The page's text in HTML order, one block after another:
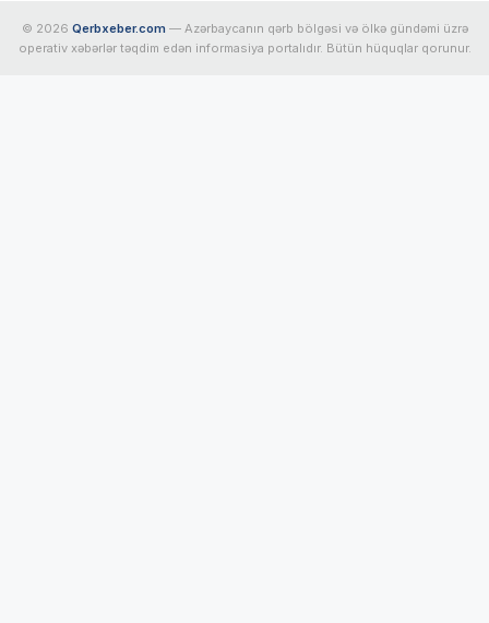
© 2026 Qerbxeber.com — Azərbaycanın qərb bölgəsi və ölkə gündəmi üzrə
operativ xəbərlər təqdim edən informasiya portalıdır. Bütün hüquqlar qorunur.